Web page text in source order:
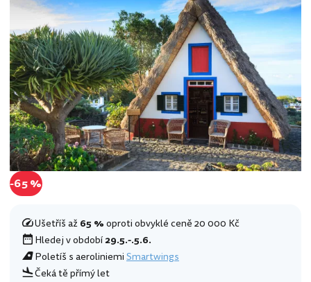
-65 %
Ušetříš až65 %oproti obvyklé ceně 20 000 Kč
Hledej v období29.5.-.5.6.
Poletíš s aeroliniemiSmartwings
Čeká tě přímý let